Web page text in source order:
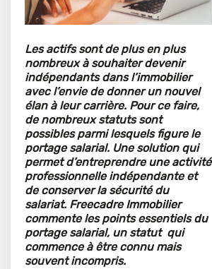
Les actifs sont de plus en plus
nombreux à souhaiter devenir
indépendants dans l’immobilier
avec l’envie de donner un nouvel
élan à leur carrière. Pour ce faire,
de nombreux statuts sont
possibles parmi lesquels figure le
portage salarial. Une solution qui
permet d’entreprendre une activité
professionnelle indépendante et
de conserver la sécurité du
salariat. Freecadre Immobilier
commente les points essentiels du
portage salarial, un statut qui
commence à être connu mais
souvent incompris.